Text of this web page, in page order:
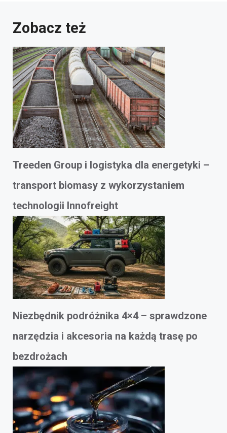
Zobacz też
Treeden Group i logistyka dla energetyki –
transport biomasy z wykorzystaniem
technologii Innofreight
Niezbędnik podróżnika 4×4 – sprawdzone
narzędzia i akcesoria na każdą trasę po
bezdrożach